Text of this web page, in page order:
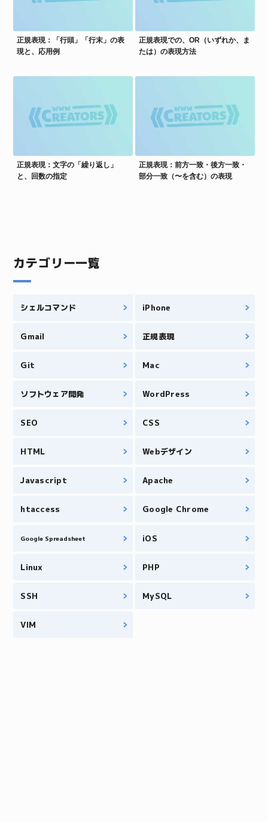
正規表現：「行頭」「行末」の表
現と、応用例
正規表現での、OR（いずれか、ま
たは）の表現方法
正規表現：文字の「繰り返し」
と、回数の指定
正規表現：前方一致・後方一致・
部分一致（〜を含む）の表現
カテゴリー一覧
シェルコマンド iPhone
Gmail 正規表現
Git Mac
ソフトウェア開発 WordPress
SEO CSS
HTML Webデザイン
Javascript Apache
htaccess Google Chrome
Google Spreadsheet iOS
Linux PHP
SSH MySQL
VIM